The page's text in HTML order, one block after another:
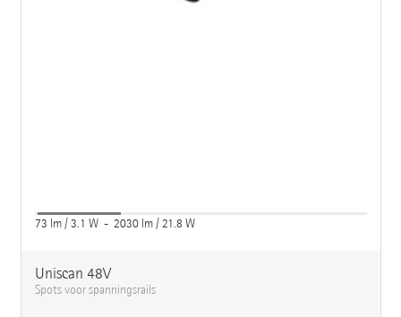
73 lm / 3.1 W - 2030 lm / 21.8 W
Uniscan 48V
Spots voor spanningsrails